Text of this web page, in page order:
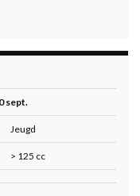
sept.
Jeugd
> 125 cc